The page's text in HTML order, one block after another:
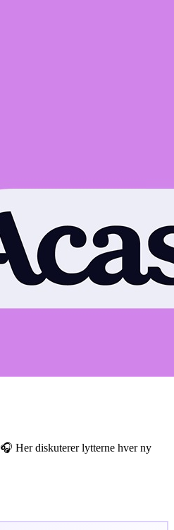
🎧 Her diskuterer lytterne hver ny